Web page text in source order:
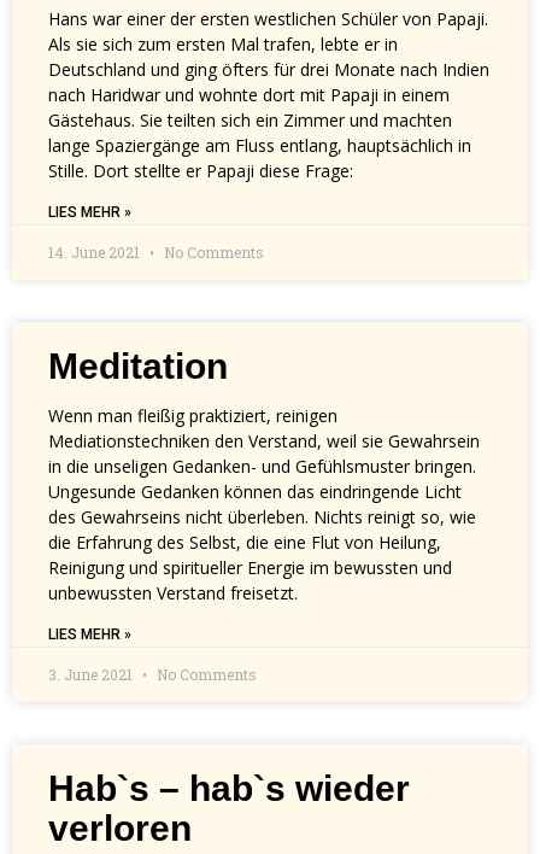
Hans war einer der ersten westlichen Schüler von Papaji.
Als sie sich zum ersten Mal trafen, lebte er in
Deutschland und ging öfters für drei Monate nach Indien
nach Haridwar und wohnte dort mit Papaji in einem
Gästehaus. Sie teilten sich ein Zimmer und machten
lange Spaziergänge am Fluss entlang, hauptsächlich in
Stille. Dort stellte er Papaji diese Frage:
LIES MEHR »
14. June 2021 No Comments
Meditation
Wenn man fleißig praktiziert, reinigen
Mediationstechniken den Verstand, weil sie Gewahrsein
in die unseligen Gedanken- und Gefühlsmuster bringen.
Ungesunde Gedanken können das eindringende Licht
des Gewahrseins nicht überleben. Nichts reinigt so, wie
die Erfahrung des Selbst, die eine Flut von Heilung,
Reinigung und spiritueller Energie im bewussten und
unbewussten Verstand freisetzt.
LIES MEHR »
3. June 2021 No Comments
Hab`s – hab`s wieder
verloren